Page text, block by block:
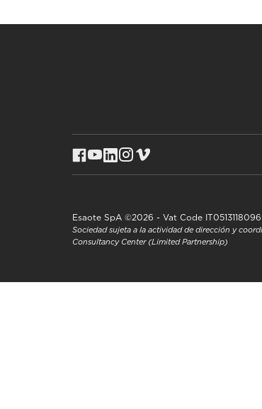
Esaote SpA ©2026 - Vat Code
Sociedad sujeta a la actividad de dirección y
Consultancy Center (Limited Partnership)